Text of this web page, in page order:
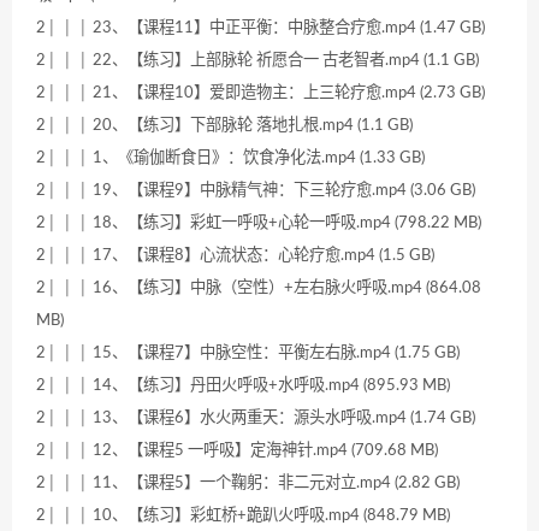
2│ │ │ 23、【课程11】中正平衡：中脉整合疗愈.mp4 (1.47 GB)
2│ │ │ 22、【练习】上部脉轮 祈愿合一 古老智者.mp4 (1.1 GB)
2│ │ │ 21、【课程10】爱即造物主：上三轮疗愈.mp4 (2.73 GB)
2│ │ │ 20、【练习】下部脉轮 落地扎根.mp4 (1.1 GB)
2│ │ │ 1、《瑜伽断食日》：饮食净化法.mp4 (1.33 GB)
2│ │ │ 19、【课程9】中脉精气神：下三轮疗愈.mp4 (3.06 GB)
2│ │ │ 18、【练习】彩虹一呼吸+心轮一呼吸.mp4 (798.22 MB)
2│ │ │ 17、【课程8】心流状态：心轮疗愈.mp4 (1.5 GB)
2│ │ │ 16、【练习】中脉（空性）+左右脉火呼吸.mp4 (864.08
MB)
2│ │ │ 15、【课程7】中脉空性：平衡左右脉.mp4 (1.75 GB)
2│ │ │ 14、【练习】丹田火呼吸+水呼吸.mp4 (895.93 MB)
2│ │ │ 13、【课程6】水火两重天：源头水呼吸.mp4 (1.74 GB)
2│ │ │ 12、【课程5 一呼吸】定海神针.mp4 (709.68 MB)
2│ │ │ 11、【课程5】一个鞠躬：非二元对立.mp4 (2.82 GB)
2│ │ │ 10、【练习】彩虹桥+跪趴火呼吸.mp4 (848.79 MB)